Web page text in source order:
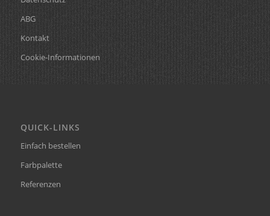
ABG
Kontakt
Cookie-Informationen
QUICK-LINKS
Einfach bestellen
Farbpalette
Referenzen